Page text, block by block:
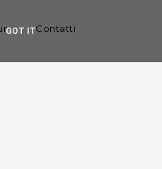
Contatti
GOT IT